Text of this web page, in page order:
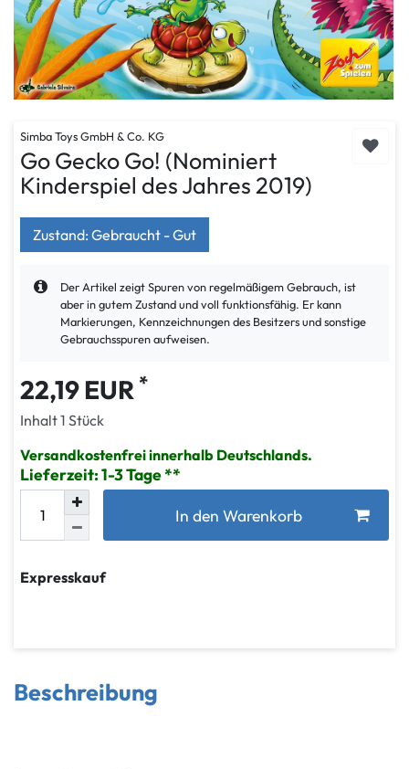
Simba Toys GmbH & Co. KG
Go Gecko Go! (Nominiert
Kinderspiel des Jahres 2019)
Zustand: Gebraucht - Gut
Der Artikel zeigt Spuren von regelmäßigem Gebrauch, ist
aber in gutem Zustand und voll funktionsfähig. Er kann
Markierungen, Kennzeichnungen des Besitzers und sonstige
Gebrauchsspuren aufweisen.
22,19 EUR *
Inhalt1 Stück
Versandkostenfrei innerhalb Deutschlands.
Lieferzeit: 1-3 Tage
In den Warenkorb
Expresskauf
Beschreibung